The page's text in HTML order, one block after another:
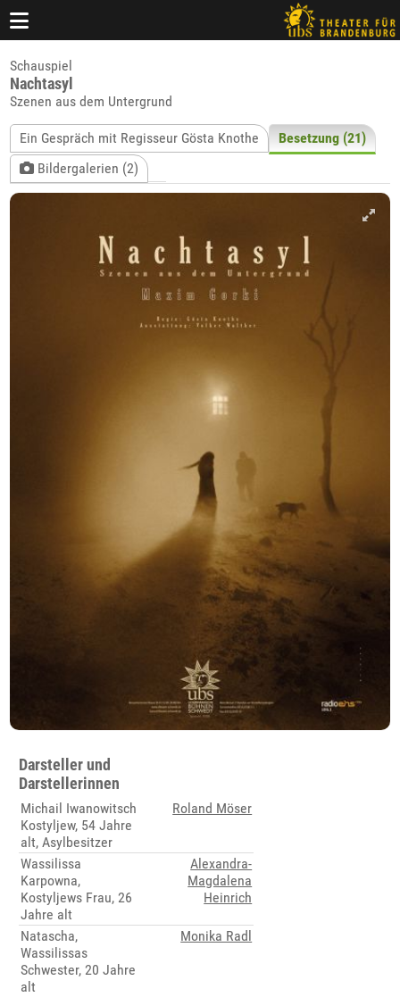
Schauspiel
Nachtasyl
Szenen aus dem Untergrund
Ein Gespräch mit Regisseur Gösta Knothe
Besetzung (21)
Bildergalerien (2)
Darsteller und
Darstellerinnen
Michail Iwanowitsch
Kostyljew, 54 Jahre
alt, Asylbesitzer
Roland Möser
Wassilissa
Karpowna,
Kostyljews Frau, 26
Jahre alt
Alexandra-
Magdalena
Heinrich
Natascha,
Wassilissas
Schwester, 20 Jahre
alt
Monika Radl